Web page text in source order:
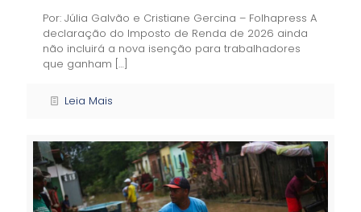
Por: Júlia Galvão e Cristiane Gercina – Folhapress A
declaração do Imposto de Renda de 2026 ainda
não incluirá a nova isenção para trabalhadores
que ganham […]
Leia Mais